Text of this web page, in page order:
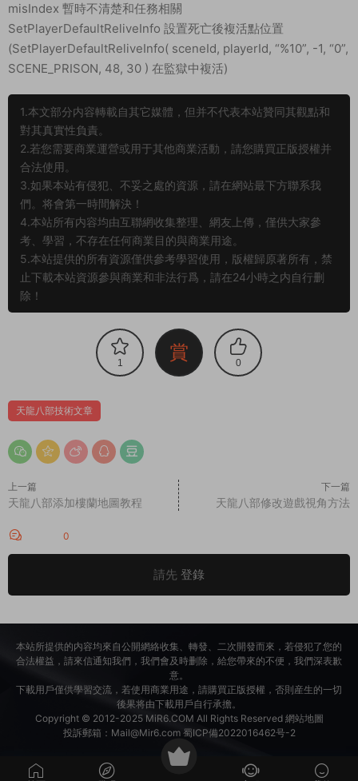
misIndex 暫時不清楚和任務相關
SetPlayerDefaultReliveInfo 設置死亡後複活點位置
(SetPlayerDefaultReliveInfo( sceneId, playerId, “%10”, -1, “0”,
SCENE_PRISON, 48, 30 ) 在監獄中複活)
1.本文部分内容轉載自其它媒體，但并不代表本站贊同其觀點和
對其真實性負責。
2.若您需要商業運營或用于其他商業活動，請您購買正版授權并
合法使用。
3.如果本站有侵犯、不妥之處的資源，請在網站最下方聯系我
們。将會第一時間解決！
4.本站所有内容均由互聯網收集整理、網友上傳，僅供大家參
考、學習，不存在任何商業目的與商業用途。
5.本站提供的所有資源僅供參考學習使用，版權歸原著所有，禁
止下載本站資源參與商業和非法行爲，請在24小時之内自行删
除！
1 賞 0
天龍八部技術文章
上一篇
天龍八部添加樓蘭地圖教程
下一篇
天龍八部修改遊戲視角方法
0
請先 登錄
本站所提供的内容均來自公開網絡收集、轉發、二次開發而來，若侵犯了您的
合法權益，請來信通知我們，我們會及時删除，給您帶來的不便，我們深表歉
意。
下載用戶僅供學習交流，若使用商業用途，請購買正版授權，否則産生的一切
後果将由下載用戶自行承擔。
Copyright © 2012-2025 MiR6.COM All Rights Reserved 網站地圖
投訴郵箱： Mail@Mir6.com 蜀ICP備2022016462号-2